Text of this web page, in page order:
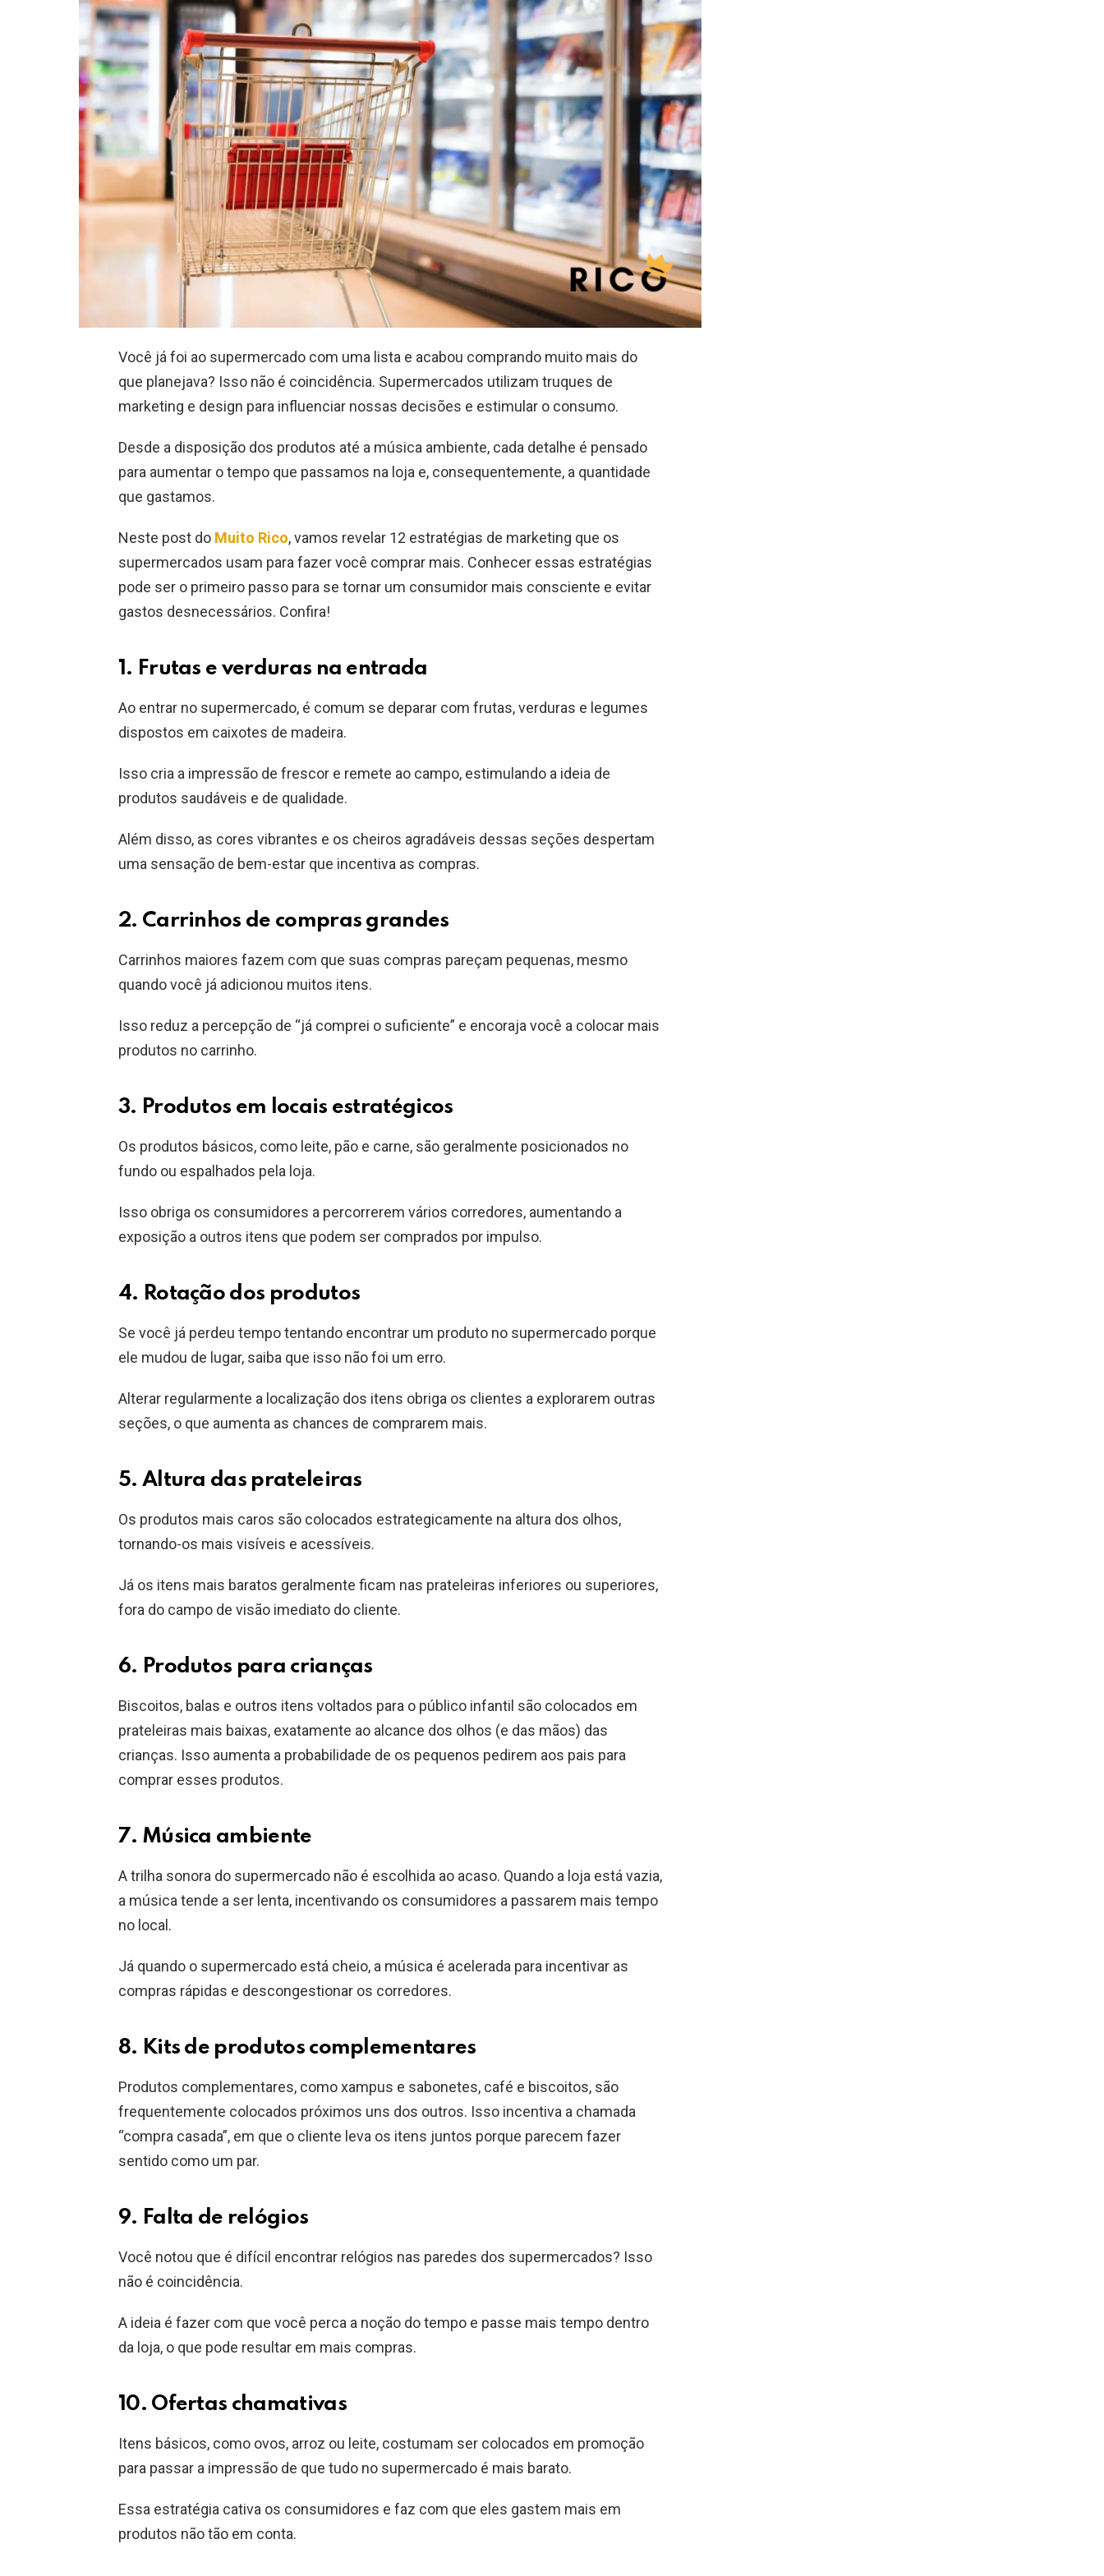
Você já foi ao supermercado com uma lista e acabou comprando muito mais do
que planejava? Isso não é coincidência. Supermercados utilizam truques de
marketing e design para influenciar nossas decisões e estimular o consumo.
Desde a disposição dos produtos até a música ambiente, cada detalhe é pensado
para aumentar o tempo que passamos na loja e, consequentemente, a quantidade
que gastamos.
Neste post do Muito Rico, vamos revelar 12 estratégias de marketing que os
supermercados usam para fazer você comprar mais. Conhecer essas estratégias
pode ser o primeiro passo para se tornar um consumidor mais consciente e evitar
gastos desnecessários. Confira!
1. Frutas e verduras na entrada
Ao entrar no supermercado, é comum se deparar com frutas, verduras e legumes
dispostos em caixotes de madeira.
Isso cria a impressão de frescor e remete ao campo, estimulando a ideia de
produtos saudáveis e de qualidade.
Além disso, as cores vibrantes e os cheiros agradáveis dessas seções despertam
uma sensação de bem-estar que incentiva as compras.
2. Carrinhos de compras grandes
Carrinhos maiores fazem com que suas compras pareçam pequenas, mesmo
quando você já adicionou muitos itens.
Isso reduz a percepção de “já comprei o suficiente” e encoraja você a colocar mais
produtos no carrinho.
3. Produtos em locais estratégicos
Os produtos básicos, como leite, pão e carne, são geralmente posicionados no
fundo ou espalhados pela loja.
Isso obriga os consumidores a percorrerem vários corredores, aumentando a
exposição a outros itens que podem ser comprados por impulso.
4. Rotação dos produtos
Se você já perdeu tempo tentando encontrar um produto no supermercado porque
ele mudou de lugar, saiba que isso não foi um erro.
Alterar regularmente a localização dos itens obriga os clientes a explorarem outras
seções, o que aumenta as chances de comprarem mais.
5. Altura das prateleiras
Os produtos mais caros são colocados estrategicamente na altura dos olhos,
tornando-os mais visíveis e acessíveis.
Já os itens mais baratos geralmente ficam nas prateleiras inferiores ou superiores,
fora do campo de visão imediato do cliente.
6. Produtos para crianças
Biscoitos, balas e outros itens voltados para o público infantil são colocados em
prateleiras mais baixas, exatamente ao alcance dos olhos (e das mãos) das
crianças. Isso aumenta a probabilidade de os pequenos pedirem aos pais para
comprar esses produtos.
7. Música ambiente
A trilha sonora do supermercado não é escolhida ao acaso. Quando a loja está vazia,
a música tende a ser lenta, incentivando os consumidores a passarem mais tempo
no local.
Já quando o supermercado está cheio, a música é acelerada para incentivar as
compras rápidas e descongestionar os corredores.
8. Kits de produtos complementares
Produtos complementares, como xampus e sabonetes, café e biscoitos, são
frequentemente colocados próximos uns dos outros. Isso incentiva a chamada
“compra casada”, em que o cliente leva os itens juntos porque parecem fazer
sentido como um par.
9. Falta de relógios
Você notou que é difícil encontrar relógios nas paredes dos supermercados? Isso
não é coincidência.
A ideia é fazer com que você perca a noção do tempo e passe mais tempo dentro
da loja, o que pode resultar em mais compras.
10. Ofertas chamativas
Itens básicos, como ovos, arroz ou leite, costumam ser colocados em promoção
para passar a impressão de que tudo no supermercado é mais barato.
Essa estratégia cativa os consumidores e faz com que eles gastem mais em
produtos não tão em conta.